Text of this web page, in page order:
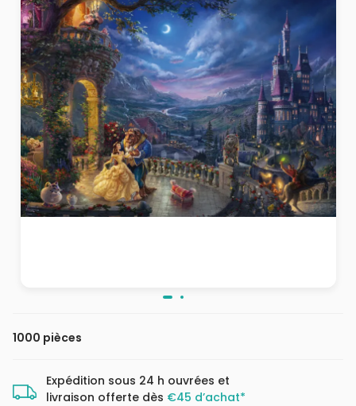
1000 pièces
Expédition sous 24 h ouvrées et
livraison offerte dès €45 d’achat*